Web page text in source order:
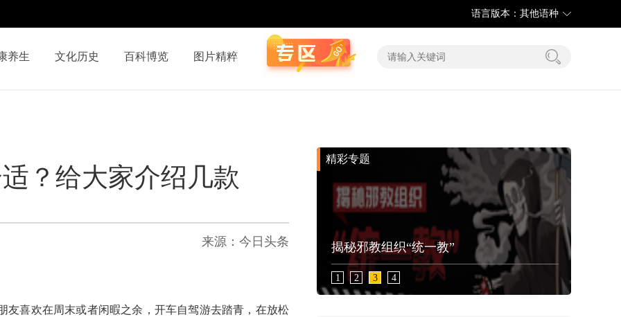
语言版本：其他语种
养生 文化历史 百科博览 图片精粹
？给大家介绍几款
来源：今日头条
友喜欢在周末或者闲暇之余，开车自驾游去踏青，在放松